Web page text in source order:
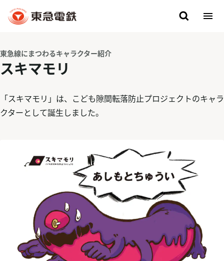
東急線にまつわるキャラクター紹介
スキマモリ
「スキマモリ」は、こども隙間転落防止プロジェクトのキャラ
クターとして誕生しました。